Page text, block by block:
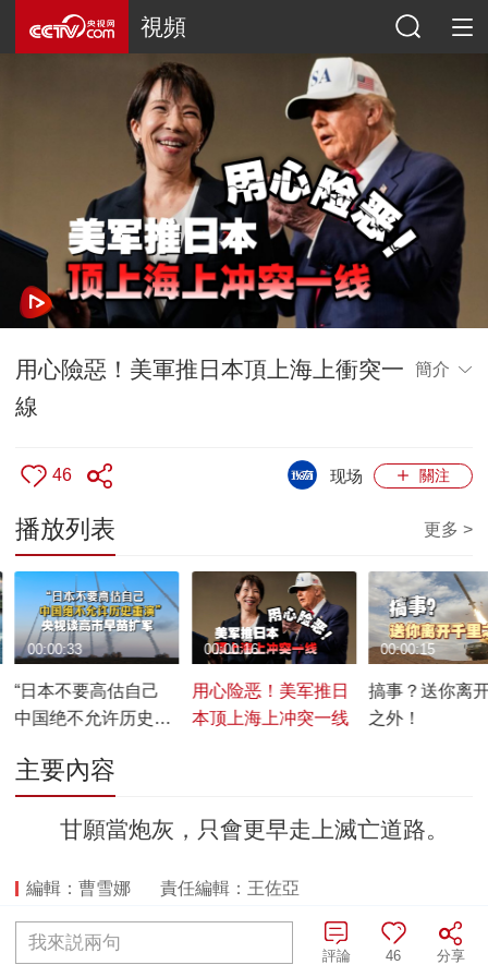
視頻
用心險惡！美軍推日本頂上海上衝突一
線
簡介
46 關注
现场
播放列表 更多 >
“日本不要高估自己
中国绝不允许历史重
军
00:00:33
用心险恶！美军推日
本顶上海上冲突一线
00:00:16
搞事？送你离
之外！
00:00:15
主要內容
甘願當炮灰，只會更早走上滅亡道路。
編輯：曹雪娜 責任編輯：王佐亞
全部評論
我來説兩句
分享
46
評論